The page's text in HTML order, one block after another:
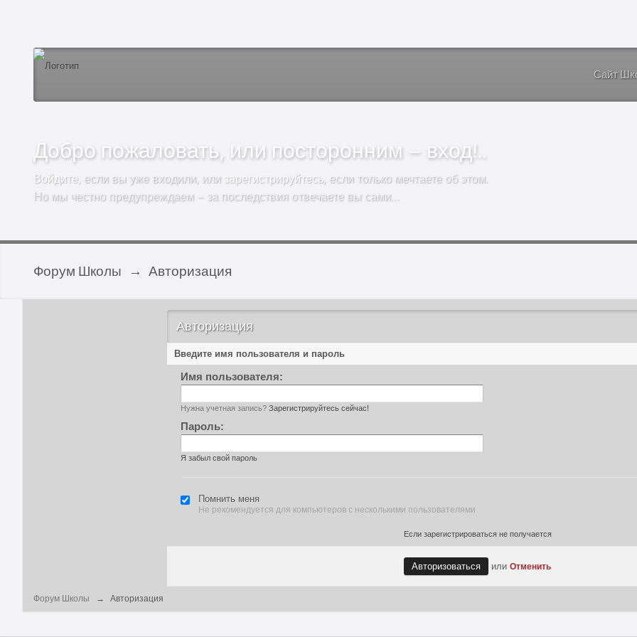
Сайт
Добро пожаловать, или посторонним – вход!..
Войдите, если вы уже входили, или зарегистрируйтесь, если только мечтаете об этом.
Но мы честно предупреждаем – за последствия отвечаете вы сами…
Форум Школы → Авторизация
Авторизация
Введите имя пользователя и пароль
Имя пользователя:
Нужна учетная запись? Зарегистрируйтесь сейчас!
Пароль:
Я забыл свой пароль
Помнить меня
Не рекомендуется для компьютеров с несколькими пользователями
Если зарегистрироваться не получается
илиОтменить
Форум Школы → Авторизация